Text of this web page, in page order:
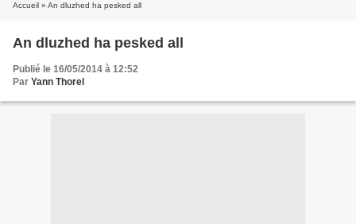
Accueil » An dluzhed ha pesked all
An dluzhed ha pesked all
Publié le 16/05/2014 à 12:52
Par Yann Thorel